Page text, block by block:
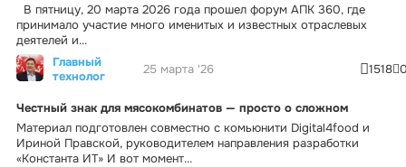
В пятницу, 20 марта 2026 года прошел форум АПК 360, где
принимало участие много именитых и известных отраслевых
деятелей и...
Главный
технолог
25 марта '26 1518
Честный знак для мясокомбинатов — просто о сложном
Материал подготовлен совместно с комьюнити Digital4food и
Ириной Правской, руководителем направления разработки
«Константа ИТ» И вот момент...